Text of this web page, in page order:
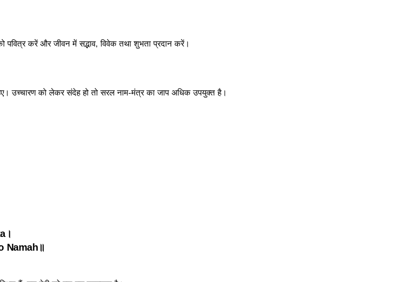
पवित्र करें और जीवन में सद्भाव, विवेक तथा शुभता प्रदान करें।
उच्चारण को लेकर संदेह हो तो सरल नाम-मंत्र का जाप अधिक उपयुक्त है।
Namah॥